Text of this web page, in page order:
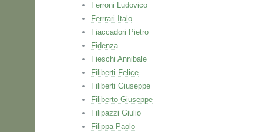
Ferroni Ludovico
Ferrrari Italo
Fiaccadori Pietro
Fidenza
Fieschi Annibale
Filiberti Felice
Filiberti Giuseppe
Filiberto Giuseppe
Filipazzi Giulio
Filippa Paolo